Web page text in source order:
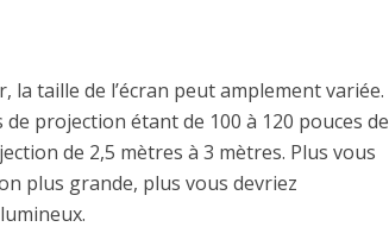
taille de l’écran peut amplement variée.
projection étant de 100 à 120 pouces de
de 2,5 mètres à 3 mètres. Plus vous
plus grande, plus vous devriez